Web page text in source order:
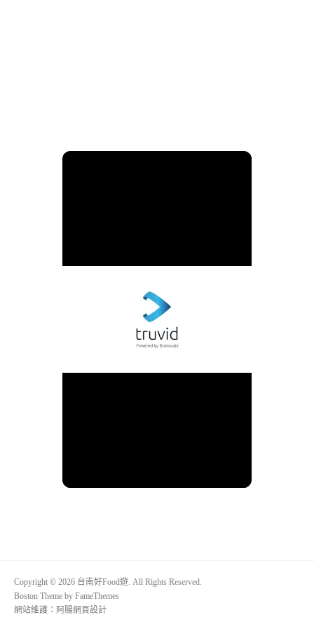
Copyright © 2026 台南好Food遊. All Rights Reserved.
Boston Theme by FameThemes
網站維護： 阿腸網頁設計